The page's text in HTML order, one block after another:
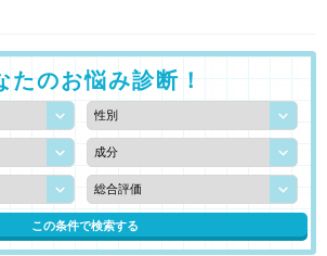
たのお悩み診断！